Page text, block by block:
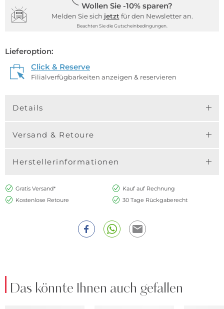
Wollen Sie -10% sparen?
Melden Sie sich jetzt für den Newsletter an.
Beachten Sie die Gutscheinbedingungen.
Lieferoption:
Click & Reserve
Filialverfügbarkeiten anzeigen & reservieren
Details
Versand & Retoure
Herstellerinformationen
Gratis Versand*
Kauf auf Rechnung
Kostenlose Retoure
30 Tage Rückgaberecht
Das könnte Ihnen auch gefallen